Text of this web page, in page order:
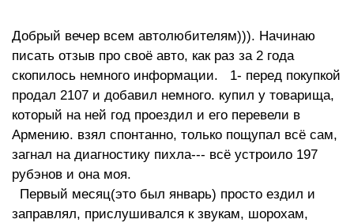
Двигатель
4
Цвет кузова
светло синий
Цвет салона
тёмный
Кузов
спойлер, метла, птф
Ходовая часть
Двигатель
sohc
Добрый вечер всем автолюбителям))). Начинаю
писать отзыв про своё авто, как раз за 2 года
скопилось немного информации. 1- перед покупкой
продал 2107 и добавил немного. купил у товарища,
который на ней год проездил и его перевели в
Армению. взял спонтанно, только пощупал всё сам,
загнал на диагностику пихла--- всё устроило 197
рубэнов и она моя.
Первый месяц(это был январь) просто ездил и
заправлял, прислушивался к звукам, шорохам,